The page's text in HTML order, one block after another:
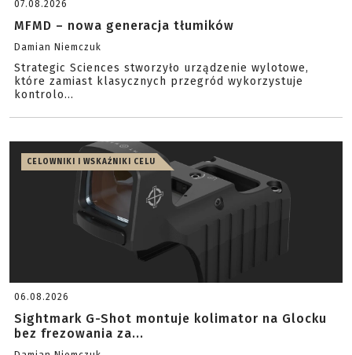
07.08.2026
MFMD – nowa generacja tłumików
Damian Niemczuk
Strategic Sciences stworzyło urządzenie wylotowe,
które zamiast klasycznych przegród wykorzystuje
kontrolo...
CELOWNIKI I WSKAŹNIKI CELU
06.08.2026
Sightmark G-Shot montuje kolimator na Glocku
bez frezowania za...